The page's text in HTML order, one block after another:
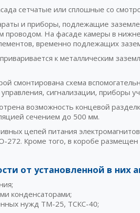
сетчатые или сплошные со
и приборы, подлежащие
проводом. На фасаде камеры в
временно подлежащих
к металлическим
смонтирована схема
сигнализации, приборы
возможность концевой
сечением до 500 мм.
цепей питания
272. Кроме того, в коробе
от установленной в них
конденсаторами;
нужд ТМ-25, ТСКС-40;